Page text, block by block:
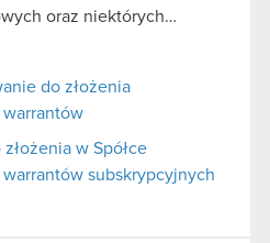
oraz niektórych…
do złożenia
w Spółce
subskrypcyjnych